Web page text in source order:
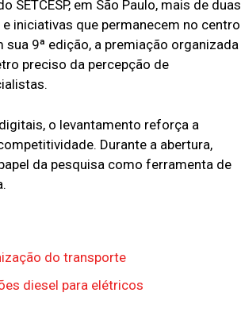
em São Paulo, mais de duas
iniciativas que permanecem no centro
9ª edição, a premiação organizada
preciso da percepção de
o levantamento reforça a
Durante a abertura,
da pesquisa como ferramenta de
do transporte
diesel para elétricos